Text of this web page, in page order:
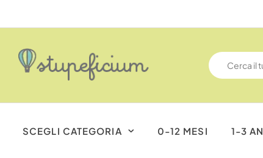
SCEGLI CATEGORIA 0-12 MESI 1-3